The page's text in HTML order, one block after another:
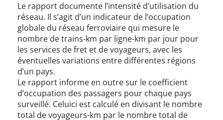
Le rapport documente l’intensité d’utilisation du
réseau. Il s’agit d’un indicateur de l’occupation
globale du réseau ferroviaire qui mesure le
nombre de trains-km par ligne-km par jour pour
les services de fret et de voyageurs, avec les
éventuelles variations entre différentes régions
d’un pays.
Le rapport informe en outre sur le coefficient
d’occupation des passagers pour chaque pays
surveillé. Celuici est calculé en divisant le nombre
total de voyageurs-km par le nombre total de